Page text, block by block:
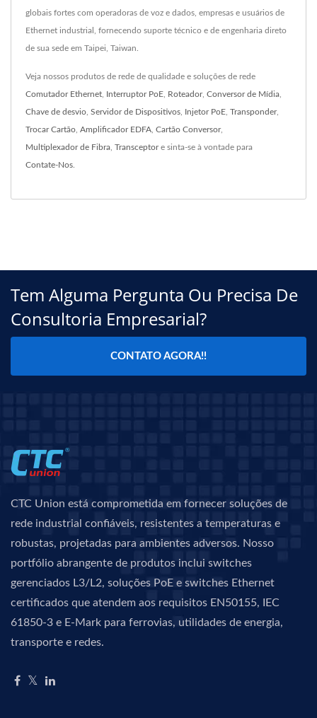
globais fortes com operadoras de voz e dados, empresas e usuários de
Ethernet industrial, fornecendo suporte técnico e de engenharia direto
de sua sede em Taipei, Taiwan.
Veja nossos produtos de rede de qualidade e soluções de rede
Comutador Ethernet Interruptor PoE Roteador, Conversor de Mídia
Chave de desvio Servidor de Dispositivos Injetor PoE Transponder,
Trocar Cartão Amplificador EDFA Cartão Conversor,
Multiplexador de Fibra Transceptore sinta-se à vontade para
Contate-Nos
Tem Alguma Pergunta Ou Precisa De
Consultoria Empresarial?
CONTATO AGORA!!
CTC Union está comprometida em fornecer soluções de
rede industrial confiáveis, resistentes a temperaturas e
robustas, projetadas para ambientes adversos. Nosso
portfólio abrangente de produtos inclui switches
gerenciados L3/L2, soluções PoE e switches Ethernet
certificados que atendem aos requisitos EN50155, IEC
61850-3 e E-Mark para ferrovias, utilidades de energia,
transporte e redes.